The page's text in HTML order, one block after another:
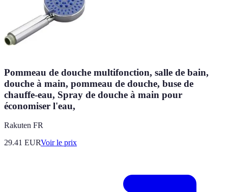
Pommeau de douche multifonction, salle de bain,
douche à main, pommeau de douche, buse de
chauffe-eau, Spray de douche à main pour
économiser l'eau,
Rakuten FR
29.41 EURVoir le prix